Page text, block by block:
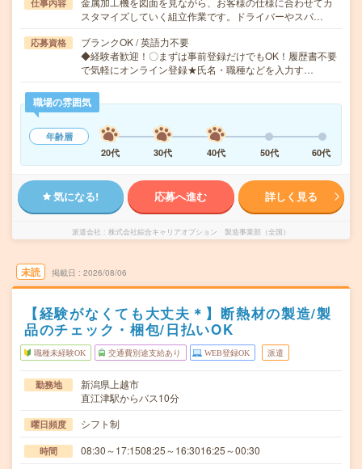
仕事内容
スタマイズしていく組立作業です。ドライバーやスパ…
応募資格
ブランクOK / 英語力不要
◆経験者歓迎！〇まずは事前登録だけでもOK！履歴書不要
で気軽にオンライン登録★氏名・職種などを入力す…
職場の雰囲気
年齢層
20代
30代 40代 50代 60代
気になる! 応募へ進む 詳しく見る
派遣会社 株式会社綜合キャリアオプション 製造事業部（全国）
未読 掲載日 2026/08/06
【経験がなくても大丈夫＊】断熱材の製造/製
品のチェック・梱包/日払いOK
職種未経験OK 交通費別途支給あり WEB登録OK 派遣
勤務地
新潟県上越市
直江津駅からバス10分
曜日頻度 シフト制
時間 08:30～17:1508:25～16:3016:25～00:30